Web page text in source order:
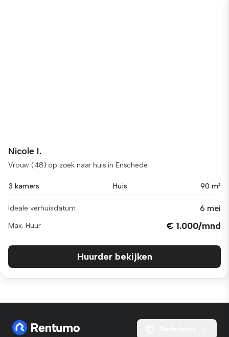
Nicole I.
Vrouw (48) op zoek naar huis in Enschede
3 kamers Huis 90 m²
Ideale verhuisdatum 6 mei
Max. Huur € 1.000/mnd
Huurder bekijken